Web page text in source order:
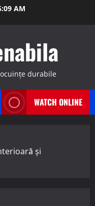
AM
durabile
WATCH ONLINE
și